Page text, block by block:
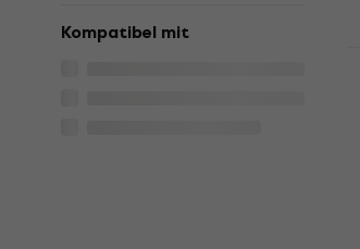
Kompatibel mit